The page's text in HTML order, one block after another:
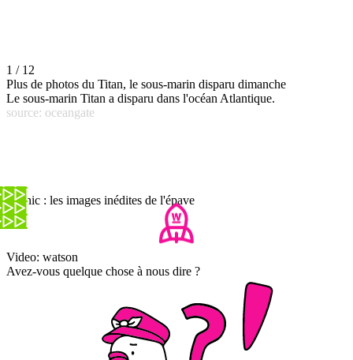
1 / 12
Plus de photos du Titan, le sous-marin disparu dimanche
Le sous-marin Titan a disparu dans l'océan Atlantique.
source: oceangate
Titanic : les images inédites de l'épave
Video: watson
Avez-vous quelque chose à nous dire ?